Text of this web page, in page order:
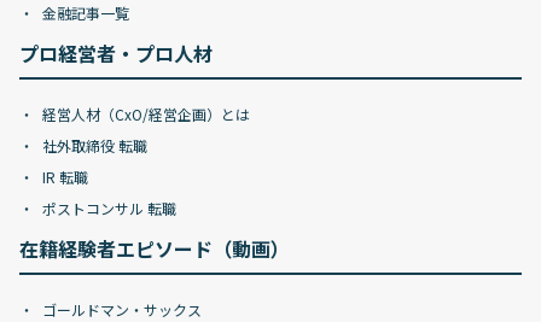
金融記事一覧
プロ経営者・プロ人材
経営人材（CxO/経営企画）とは
社外取締役 転職
IR 転職
ポストコンサル 転職
在籍経験者エピソード（動画）
ゴールドマン・サックス